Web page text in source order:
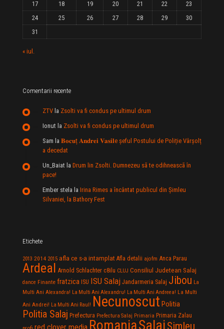
17
18 19 20 21 22
23
24
25 26 27 28 29
30
31
« iul.
Comentarii recente
ZTV la Zsolti va fi condus pe ultimul drum
Ionut la Zsolti va fi condus pe ultimul drum
Sam la 𝐁𝐨𝐜𝐮ț 𝐀𝐧𝐝𝐫𝐞𝐢 𝐕𝐚𝐬𝐢𝐥e şeful Postului de Poliție Vârșolț
a decedat
Un_Baiat la Drum lin Zsolti. Dumnezeu sã te odihneascã în
pace!
Ember stela la Irina Rimes a încântat publicul din Şimleu
Silvaniei, la Bathory Fest
Etichete
2013 2014 2015 afla ce s-a intamplat Afla detalii ajofm Anca Parau
Ardeal Arnold Schlachter c8ilu CLUJ Consiliul Judetean Salaj
dance Finante fratzica ISU ISU Salaj Jandarmeria Salaj Jibou La
Multi Ani Alexandra! La Multi Ani Alexandru! La Multi Ani Andreea! La Multi
Ani Andrei! La Multi Ani Raul! Necunoscut Politia
Politia Salaj Prefectura Prefectura Salaj Primaria Primaria Zalau
red clover media RomaniaSalaj Simleu